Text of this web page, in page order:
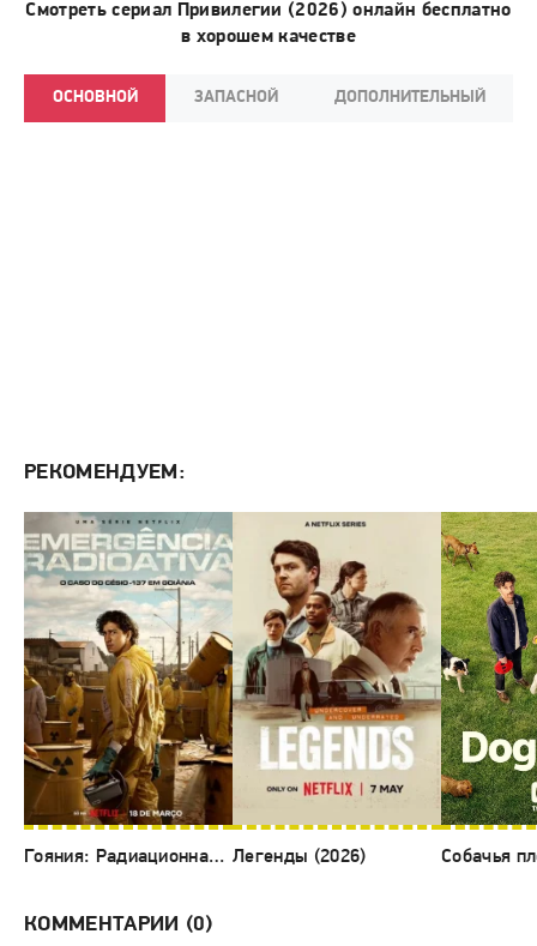
Смотреть сериал Привилегии (2026) онлайн бесплатно
в хорошем качестве
ОСНОВНОЙ ЗАПАСНОЙ ДОПОЛНИТЕЛЬНЫЙ
РЕКОМЕНДУЕМ:
Гояния: Радиационная авария (2026) Легенды (2026)
КОММЕНТАРИИ (0)